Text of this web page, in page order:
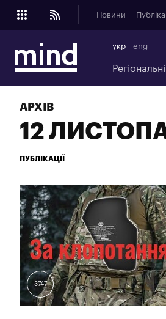
Новини
укр eng
АРХІВ
12
ПУБЛІКАЦІЇ
3747